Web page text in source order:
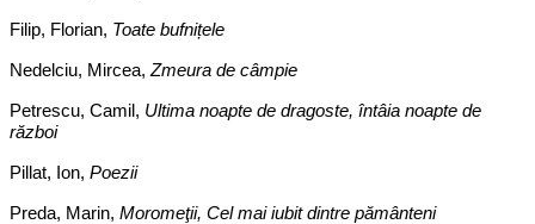
Filip, Florian, Toate bufnițele
Nedelciu, Mircea, Zmeura de câmpie
Petrescu, Camil, Ultima noapte de dragoste, întâia noapte de
război
Pillat, Ion, Poezii
Preda, Marin, Moromeţii, Cel mai iubit dintre pământeni